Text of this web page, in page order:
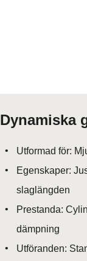
Dynamiska
Utformad för:
Egenskaper:
slaglängden
Prestanda:
dämpning
Utföranden: